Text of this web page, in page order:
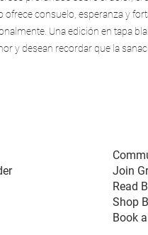
consuelo, esperanza y
Una edición en tapa
y desean recordar que la
Join
Read
Shop
Book